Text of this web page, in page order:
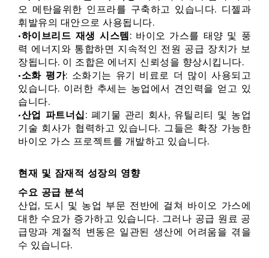
오 메탄을위한 인프라를 구축하고 있습니다. 디젤과
휘발유의 대안으로 사용됩니다.
•하이브리드 재생 시스템: 바이오 가스를 태양 및 풍
력 에너지와 통합하면 지속적인 전원 공급 장치가 보
장됩니다. 이 조합은 에너지 신뢰성을 향상시킵니다.
•소화 평가: 소화기는 유기 비료로 더 많이 사용되고
있습니다. 이러한 추세는 농업에서 견인력을 얻고 있
습니다.
•산업 파트너십 : 폐기물 관리 회사, 유틸리티 및 농업
기술 회사가 협력하고 있습니다. 그들은 확장 가능한
바이오 가스 프로젝트를 개발하고 있습니다.
현재 및 잠재적 성장의 영향
수요 공급 분석
산업, 도시 및 농업 부문 전반에 걸쳐 바이오 가스에
대한 수요가 증가하고 있습니다. 그러나 공급 원료 공
급망과 계절적 변동은 일관된 생산에 어려움을 겪을
수 있습니다.